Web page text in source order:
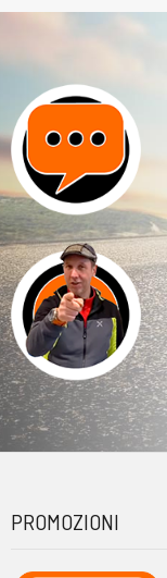
PROMOZIONI